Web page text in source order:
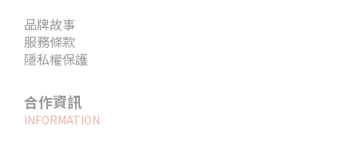
品牌故事
服務條款
隱私權保護
合作資訊
INFORMATION